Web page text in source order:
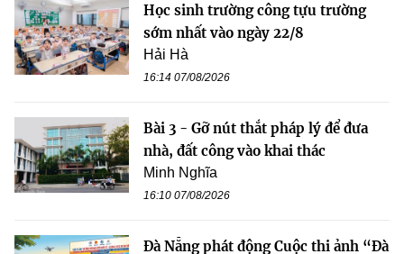
Học sinh trường công tựu trường
sớm nhất vào ngày 22/8
Hải Hà
16:14 07/08/2026
Bài 3 - Gỡ nút thắt pháp lý để đưa
nhà, đất công vào khai thác
Minh Nghĩa
16:10 07/08/2026
Đà Nẵng phát động Cuộc thi ảnh “Đà